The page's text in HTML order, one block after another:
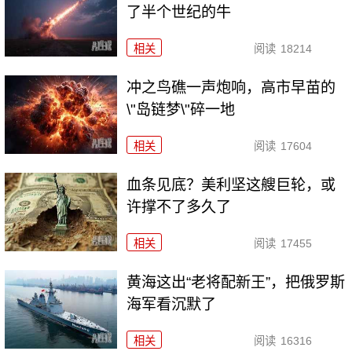
了半个世纪的牛
相关 阅读 18214
冲之鸟礁一声炮响，高市早苗的
\"岛链梦\"碎一地
相关 阅读 17604
血条见底？美利坚这艘巨轮，或
许撑不了多久了
相关 阅读 17455
黄海这出“老将配新王”，把俄罗斯
海军看沉默了
相关 阅读 16316